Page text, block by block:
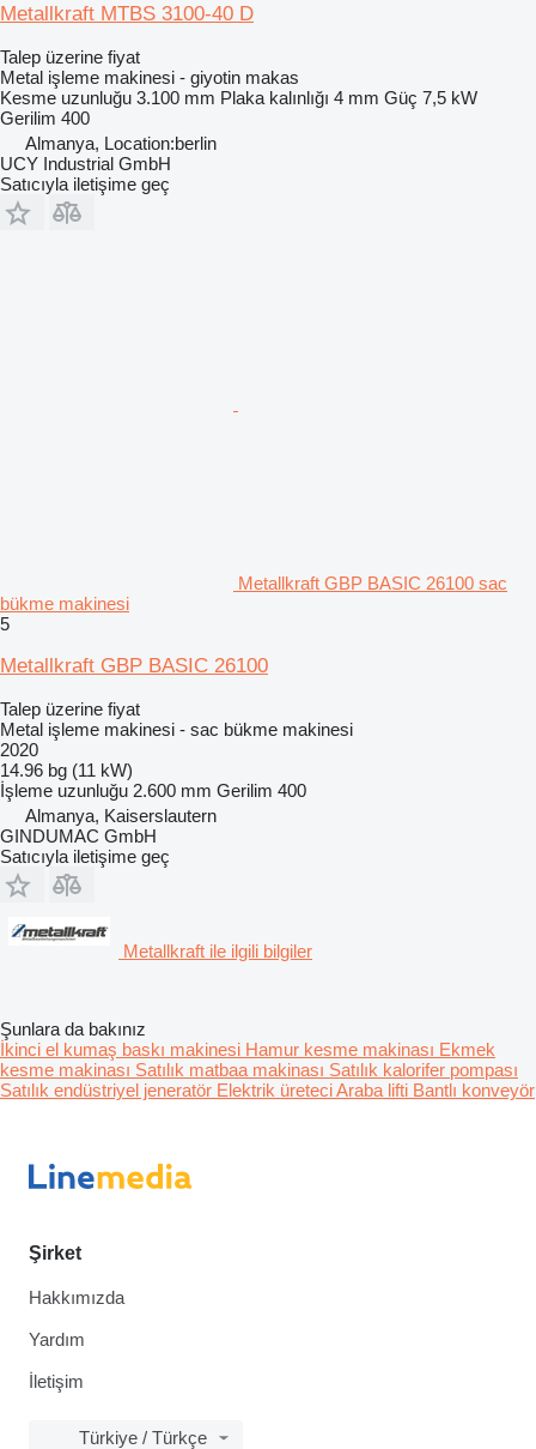
Metallkraft MTBS 3100-40 D
Talep üzerine fiyat
Metal işleme makinesi - giyotin makas
Kesme uzunluğu 3.100 mm Plaka kalınlığı 4 mm Güç 7,5 kW
Gerilim 400
Almanya, Location:berlin
UCY Industrial GmbH
Satıcıyla iletişime geç
Metallkraft GBP BASIC 26100 sac
bükme makinesi
5
Metallkraft GBP BASIC 26100
Talep üzerine fiyat
Metal işleme makinesi - sac bükme makinesi
2020
14.96 bg (11 kW)
İşleme uzunluğu 2.600 mm Gerilim 400
Almanya, Kaiserslautern
GINDUMAC GmbH
Satıcıyla iletişime geç
Metallkraft ile ilgili bilgiler
Şunlara da bakınız
İkinci el kumaş baskı makinesi Hamur kesme makinası Ekmek
kesme makinası Satılık matbaa makinası Satılık kalorifer pompası
Satılık endüstriyel jeneratör Elektrik üreteciAraba lifti Bantlı konveyör
Şirket
Hakkımızda
Yardım
İletişim
Türkiye / Türkçe